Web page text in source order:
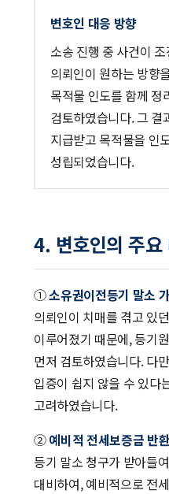
변호인 대응 방향
소송 진행 중 사건이
의뢰인이 원하는 방향
목적물 인도를 함께 정
검토하였습니다. 그 결
지급받고 목적물을 인
성립되었습니다.
4. 변호인의 주요
①소유권이전등기 말소
의뢰인이 치매를 겪고 있
이루어졌기 때문에, 등기
먼저 검토하였습니다. 다
입증이 쉽지 않을 수 있다
고려하였습니다.
②예비적 전세보증금 반
등기 말소 청구가 받아들
대비하여, 예비적으로 전